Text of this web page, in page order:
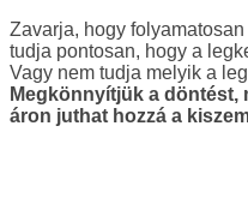
Zavarja, hogy
tudja pontosan, hogy a
Vagy nem tudja melyik a
Megkönnyítjük a döntést,
áron juthat hozzá a